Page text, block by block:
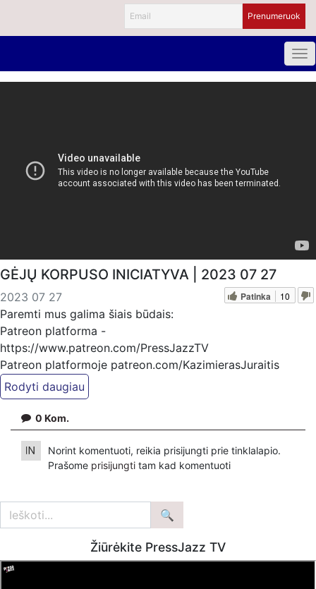
GĖJŲ KORPUSO INICIATYVA | 2023 07 27
2023 07 27 Patinka 10
Paremti mus galima šiais būdais:
Patreon platforma -
https://www.patreon.com/PressJazzTV
Patreon platformoje patreon.com/KazimierasJuraitis
Tiesiogiai pervedant per PayPal paypal.me/PressJazzTV
IBAN Sąskaita - BE92 9741 1390 8123
Bankas MONESE, SWIFT (BIC) kodas PESOBEB1
0 Kom.
Norint komentuoti, reikia prisijungti prie tinklalapio.
Prašome prisijungti tam kad komentuoti
Žiūrėkite PressJazz TV